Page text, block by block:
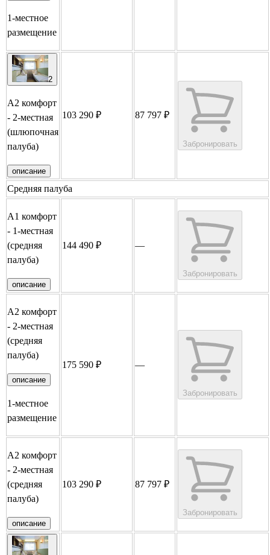
1-местное
размещение
2
А2 комфорт
- 2-местная
(шлюпочная
палуба)
описание
103 290 ₽ 87 797 ₽
Забронировать
Средняя палуба
А1 комфорт
- 1-местная
(средняя
палуба)
описание
144 490 ₽ —
Забронировать
А2 комфорт
- 2-местная
(средняя
палуба)
описание
1-местное
размещение
175 590 ₽ —
Забронировать
А2 комфорт
- 2-местная
(средняя
палуба)
описание
103 290 ₽ 87 797 ₽
Забронировать